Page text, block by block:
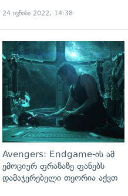
24 ივნისი 2022, 14:38
გადახედვა
Avengers: Endgame-ის ამ
ემოციურ ფრაზაზე ფანებს
დამაჯერებელი თეორია აქვთ